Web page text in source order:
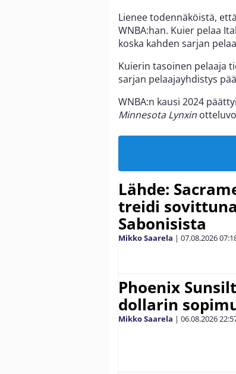
Lienee todennäköistä,
WNBA:han. Kuier pelaa
koska kahden sarjan
Kuierin tasoinen pelaaja
sarjan pelaajayhdistys
WNBA:n kausi 2024 päättyi
Minnesota Lynxin
Lähde:
treidi
Sabonisista
Mikko Saarela | 07.08.2026
Phoenix
dollarin
Mikko Saarela | 06.08.2026